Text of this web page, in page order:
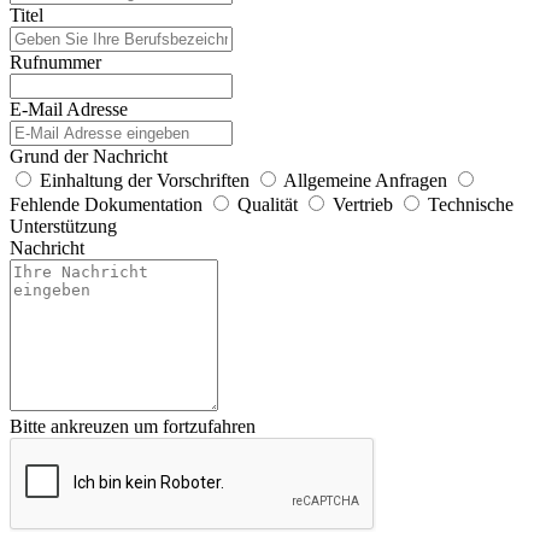
Titel
Rufnummer
E-Mail Adresse
Grund der Nachricht
Einhaltung der Vorschriften
Allgemeine Anfragen
Fehlende Dokumentation
Qualität Vertrieb
Technische
Unterstützung
Nachricht
Bitte ankreuzen um fortzufahren